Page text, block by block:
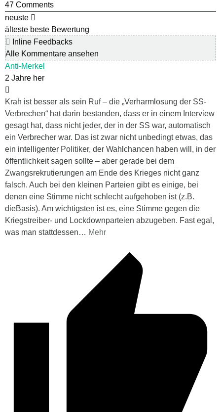
47 Comments
neuste
älteste beste Bewertung
Inline Feedbacks
Alle Kommentare ansehen
Anti-Merkel
2 Jahre her
Krah ist besser als sein Ruf – die „Verharmlosung der SS-
Verbrechen“ hat darin bestanden, dass er in einem Interview
gesagt hat, dass nicht jeder, der in der SS war, automatisch
ein Verbrecher war. Das ist zwar nicht unbedingt etwas, das
ein intelligenter Politiker, der Wahlchancen haben will, in der
öffentlichkeit sagen sollte – aber gerade bei dem
Zwangsrekrutierungen am Ende des Krieges nicht ganz
falsch. Auch bei den kleinen Parteien gibt es einige, bei
denen eine Stimme nicht schlecht aufgehoben ist (z.B.
dieBasis). Am wichtigsten ist es, eine Stimme gegen die
Kriegstreiber- und Lockdownparteien abzugeben. Fast egal,
was man stattdessen… Mehr